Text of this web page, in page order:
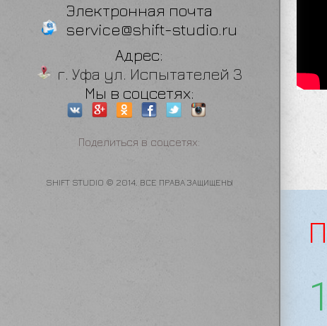
Электронная почта
service@shift-studio.ru
Адрес:
г. Уфа ул. Испытателей 3
Мы в соцсетях:
Поделиться в соцсетях:
SHIFT STUDIO © 2014. ВСЕ ПРАВА ЗАЩИЩЕНЫ
1